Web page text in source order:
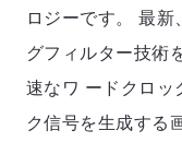
ロジーです。 最
グフィルター技術
速なワ ードクロッ
ク信号を生成する